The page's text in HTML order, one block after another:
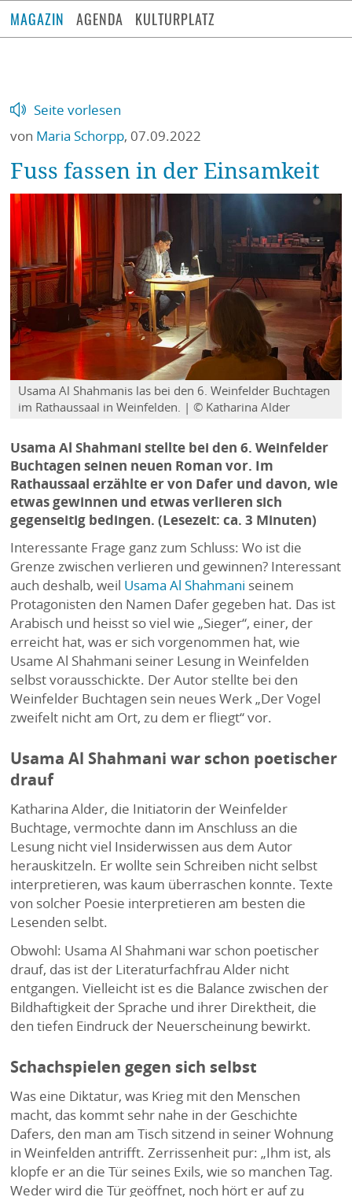
MAGAZIN AGENDA KULTURPLATZ
Seite vorlesen
von Maria Schorpp, 07.09.2022
Fuss fassen in der Einsamkeit
Usama Al Shahmanis las bei den 6. Weinfelder Buchtagen
im Rathaussaal in Weinfelden. | © Katharina Alder
Usama Al Shahmani stellte bei den 6. Weinfelder
Buchtagen seinen neuen Roman vor. Im
Rathaussaal erzählte er von Dafer und davon, wie
etwas gewinnen und etwas verlieren sich
gegenseitig bedingen. (Lesezeit: ca. 3 Minuten)
Interessante Frage ganz zum Schluss: Wo ist die
Grenze zwischen verlieren und gewinnen? Interessant
auch deshalb, weil Usama Al Shahmani seinem
Protagonisten den Namen Dafer gegeben hat. Das ist
Arabisch und heisst so viel wie „Sieger“, einer, der
erreicht hat, was er sich vorgenommen hat, wie
Usame Al Shahmani seiner Lesung in Weinfelden
selbst vorausschickte. Der Autor stellte bei den
Weinfelder Buchtagen sein neues Werk „Der Vogel
zweifelt nicht am Ort, zu dem er fliegt“ vor.
Usama Al Shahmani war schon poetischer
drauf
Katharina Alder, die Initiatorin der Weinfelder
Buchtage, vermochte dann im Anschluss an die
Lesung nicht viel Insiderwissen aus dem Autor
herauskitzeln. Er wollte sein Schreiben nicht selbst
interpretieren, was kaum überraschen konnte. Texte
von solcher Poesie interpretieren am besten die
Lesenden selbt.
Obwohl: Usama Al Shahmani war schon poetischer
drauf, das ist der Literaturfachfrau Alder nicht
entgangen. Vielleicht ist es die Balance zwischen der
Bildhaftigkeit der Sprache und ihrer Direktheit, die
den tiefen Eindruck der Neuerscheinung bewirkt.
Schachspielen gegen sich selbst
Was eine Diktatur, was Krieg mit den Menschen
macht, das kommt sehr nahe in der Geschichte
Dafers, den man am Tisch sitzend in seiner Wohnung
in Weinfelden antrifft. Zerrissenheit pur: „Ihm ist, als
klopfe er an die Tür seines Exils, wie so manchen Tag.
Weder wird die Tür geöffnet, noch hört er auf zu